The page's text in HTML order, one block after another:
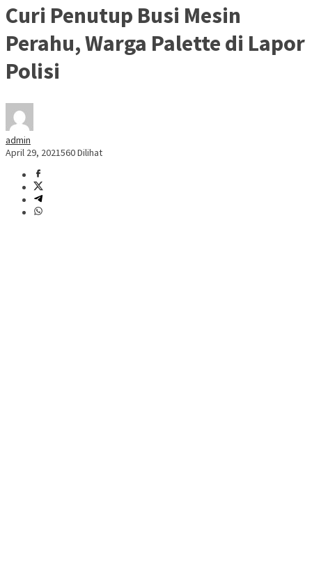
Curi Penutup Busi Mesin
Perahu, Warga Palette di Lapor
Polisi
admin
April 29, 2021560 Dilihat